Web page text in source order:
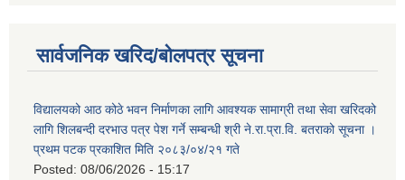
सार्वजनिक खरिद/बोलपत्र सूचना
विद्यालयको आठ कोठे भवन निर्माणका लागि आवश्यक सामाग्री तथा सेवा खरिदको
लागि शिलबन्दी दरभाउ पत्र पेश गर्ने सम्बन्धी श्री ने.रा.प्रा.वि. बतराको सूचना ।
प्रथम पटक प्रकाशित मिति २०८३/०४/२१ गते
Posted: 08/06/2026 - 15:17